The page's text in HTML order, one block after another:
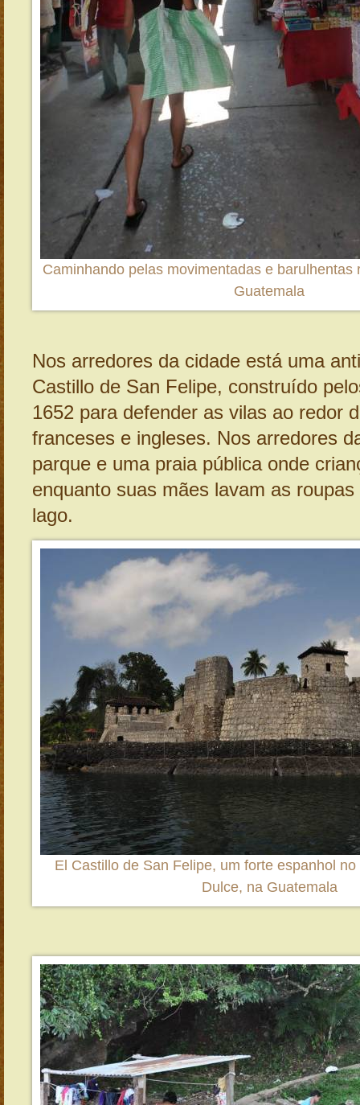
Caminhando pelas movimentadas e barulhentas
Guatemala
Nos arredores da cidade está uma
Castillo de San Felipe, construído
1652 para defender as vilas ao redor
franceses e ingleses. Nos arredores
parque e uma praia pública onde
enquanto suas mães lavam as
lago.
El Castillo de San Felipe, um forte espanhol
Dulce, na Guatemala